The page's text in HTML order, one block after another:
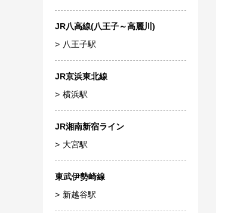
JR八高線(八王子～高麗川)
八王子駅
JR京浜東北線
横浜駅
JR湘南新宿ライン
大宮駅
東武伊勢崎線
新越谷駅